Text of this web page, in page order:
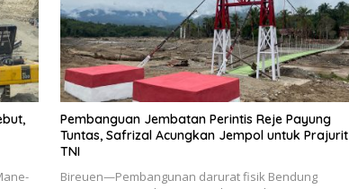
Pembanguan Jembatan Perintis Reje Payung
Tuntas, Safrizal Acungkan Jempol untuk Prajurit
TNI
Bireuen—Pembangunan darurat fisik Bendung